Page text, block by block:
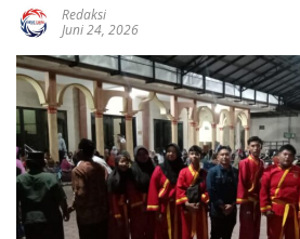
Redaksi
Juni 24, 2026